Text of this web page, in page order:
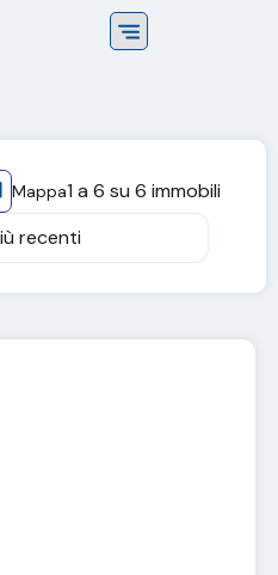
Mappa1 a 6 su 6 immobili
recenti